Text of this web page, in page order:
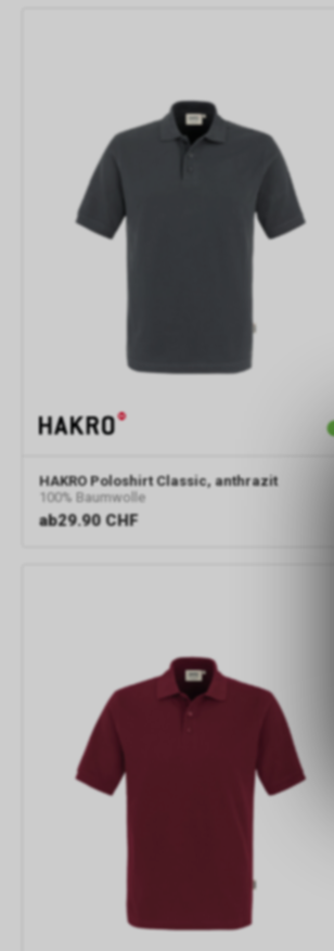
HAKRO Poloshirt Classic, anthrazit
100% Baumwolle
ab29.90 CHF